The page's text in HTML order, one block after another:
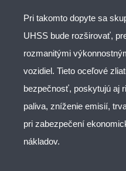
Pri takomto dopyte sa
UHSS bude rozširovať,
rozmanitými
vozidiel. Tieto oceľové
bezpečnosť, poskytujú aj
paliva, zníženie emisií,
pri zabezpečení
nákladov.